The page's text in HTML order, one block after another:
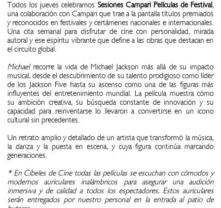
Todos los jueves celebramos Sesiones Campari Películas de Festival,
una colaboración con Campari que trae a la pantalla títulos premiados
y reconocidos en festivales y certámenes nacionales e internacionales.
Una cita semanal para disfrutar de cine con personalidad, mirada
autoral y ese espíritu vibrante que define a las obras que destacan en
el circuito global.
Michaelrecorre la vida de Michael Jackson más allá de su impacto
musical, desde el descubrimiento de su talento prodigioso como líder
de los Jackson Five hasta su ascenso como una de las figuras más
influyentes del entretenimiento mundial. La película muestra cómo
su ambición creativa, su búsqueda constante de innovación y su
capacidad para reinventarse lo llevaron a convertirse en un icono
cultural sin precedentes.
Un retrato amplio y detallado de un artista que transformó la música,
la danza y la puesta en escena, y cuya figura continúa marcando
generaciones.
* En Cibeles de Cine todas las películas se escuchan con cómodos y
modernos auriculares inalámbricos para asegurar una audición
inmersiva y de calidad a todos los espectadores. Estos auriculares
serán entregados por nuestro personal en la entrada al patio de